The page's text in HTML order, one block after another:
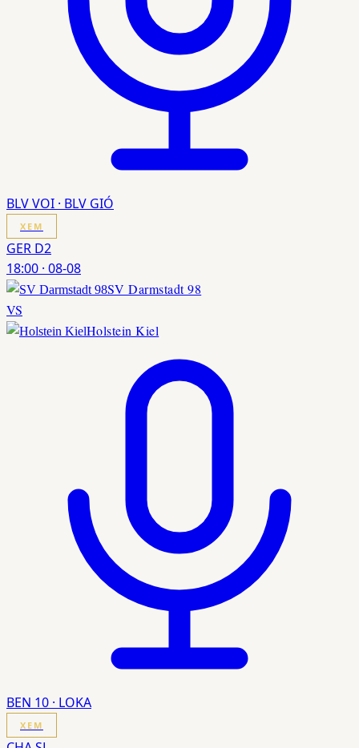
BLV VOI · BLV GIÓ
XEM
GER D2
18:00 · 08-08
SV Darmstadt 98
VS
Holstein Kiel
BEN 10 · LOKA
XEM